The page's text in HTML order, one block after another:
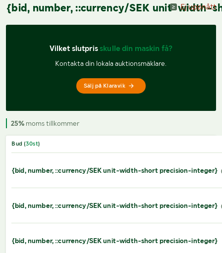
{bid, number, ::currency/SEK unit-width-
Ej uppnått
Vilket slutpris skulle din maskin få?
Kontakta din lokala auktionsmäklare.
Sälj på Klaravik
25% moms tillkommer
Bud (30st)
{bid, number, ::currency/SEK unit-width-short precision-integer}
{bid, number, ::currency/SEK unit-width-short precision-integer}
{bid, number, ::currency/SEK unit-width-short precision-integer}